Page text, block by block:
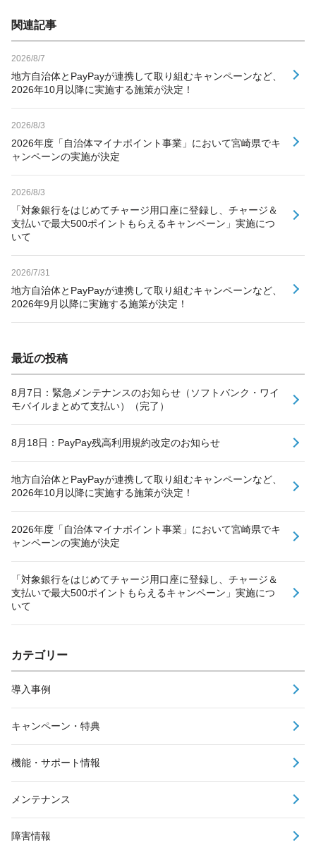
関連記事
2026/8/7
地方自治体とPayPayが連携して取り組むキャンペーンなど、
2026年10月以降に実施する施策が決定！
2026/8/3
2026年度「自治体マイナポイント事業」において宮崎県でキ
ャンペーンの実施が決定
2026/8/3
「対象銀行をはじめてチャージ用口座に登録し、チャージ＆
支払いで最大500ポイントもらえるキャンペーン」実施につ
いて
2026/7/31
地方自治体とPayPayが連携して取り組むキャンペーンなど、
2026年9月以降に実施する施策が決定！
最近の投稿
8月7日：緊急メンテナンスのお知らせ（ソフトバンク・ワイ
モバイルまとめて支払い）（完了）
8月18日：PayPay残高利用規約改定のお知らせ
地方自治体とPayPayが連携して取り組むキャンペーンなど、
2026年10月以降に実施する施策が決定！
2026年度「自治体マイナポイント事業」において宮崎県でキ
ャンペーンの実施が決定
「対象銀行をはじめてチャージ用口座に登録し、チャージ＆
支払いで最大500ポイントもらえるキャンペーン」実施につ
いて
カテゴリー
導入事例
キャンペーン・特典
機能・サポート情報
メンテナンス
障害情報